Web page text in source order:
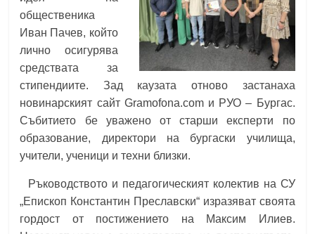
общественика
Иван Пачев, който
лично осигурява
средствата за
стипендиите. Зад каузата отново застанаха
новинарският сайт Gramofona.com и РУО – Бургас.
Събитието бе уважено от старши експерти по
образование, директори на бургаски училища,
учители, ученици и техни близки.
Ръководството и педагогическият колектив на СУ
„Епископ Константин Преславски“ изразяват своята
гордост от постижението на Максим Илиев.